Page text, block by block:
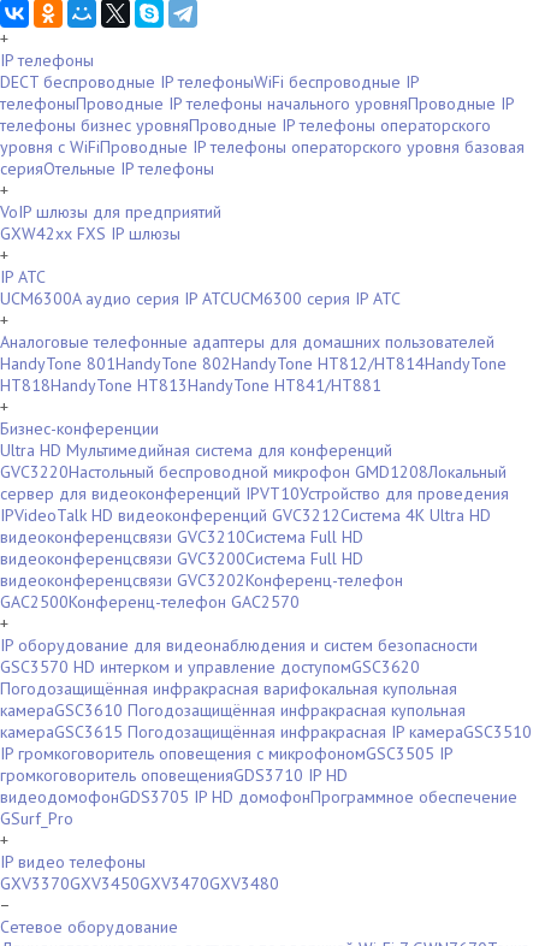
+
IP телефоны
DECT беспроводные IP телефоныWiFi беспроводные IP
телефоныПроводные IP телефоны начального уровняПроводные IP
телефоны бизнес уровняПроводные IP телефоны операторского
уровня с WiFiПроводные IP телефоны операторского уровня базовая
серияОтельные IP телефоны
+
VoIP шлюзы для предприятий
GXW42xx FXS IP шлюзы
+
IP АТС
UCM6300A аудио серия IP АТСUCM6300 серия IP АТС
+
Аналоговые телефонные адаптеры для домашних пользователей
HandyTone 801HandyTone 802HandyTone HT812/HT814HandyTone
HT818HandyTone HT813HandyTone HT841/HT881
+
Бизнес-конференции
Ultra HD Мультимедийная система для конференций
GVC3220Настольный беспроводной микрофон GMD1208Локальный
сервер для видеоконференций IPVT10Устройство для проведения
IPVideoTalk HD видеоконференций GVC3212Система 4K Ultra HD
видеоконференцсвязи GVC3210Система Full HD
видеоконференцсвязи GVC3200Система Full HD
видеоконференцсвязи GVC3202Конференц-телефон
GAC2500Конференц-телефон GAC2570
+
IP оборудование для видеонаблюдения и систем безопасности
GSC3570 HD интерком и управление доступомGSC3620
Погодозащищённая инфракрасная варифокальная купольная
камераGSC3610 Погодозащищённая инфракрасная купольная
камераGSC3615 Погодозащищённая инфракрасная IP камераGSC3510
IP громкоговоритель оповещения с микрофономGSC3505 IP
громкоговоритель оповещенияGDS3710 IP HD
видеодомофонGDS3705 IP HD домофонПрограммное обеспечение
GSurf_Pro
+
IP видео телефоны
GXV3370GXV3450GXV3470GXV3480
−
Сетевое оборудование